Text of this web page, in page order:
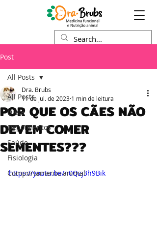
Post
All Posts
Dieta
Depoimentos
Saúde
Fisiologia
Comportamento animal
All Posts
POR QUE OS CÃES NÃO
DEVEM COMER
SEMENTES???
Dra. Brubs
11 de jul. de 2023 1 min de leitura
https://youtu.be/n0Qzj3h9Bik